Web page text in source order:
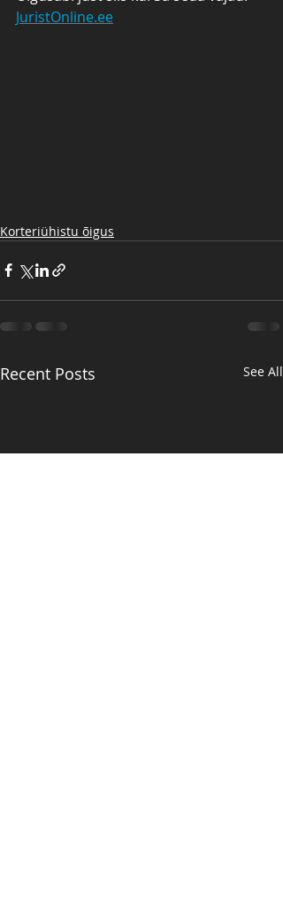
JuristOnline.ee
Korteriühistu õigus
Recent Posts See All